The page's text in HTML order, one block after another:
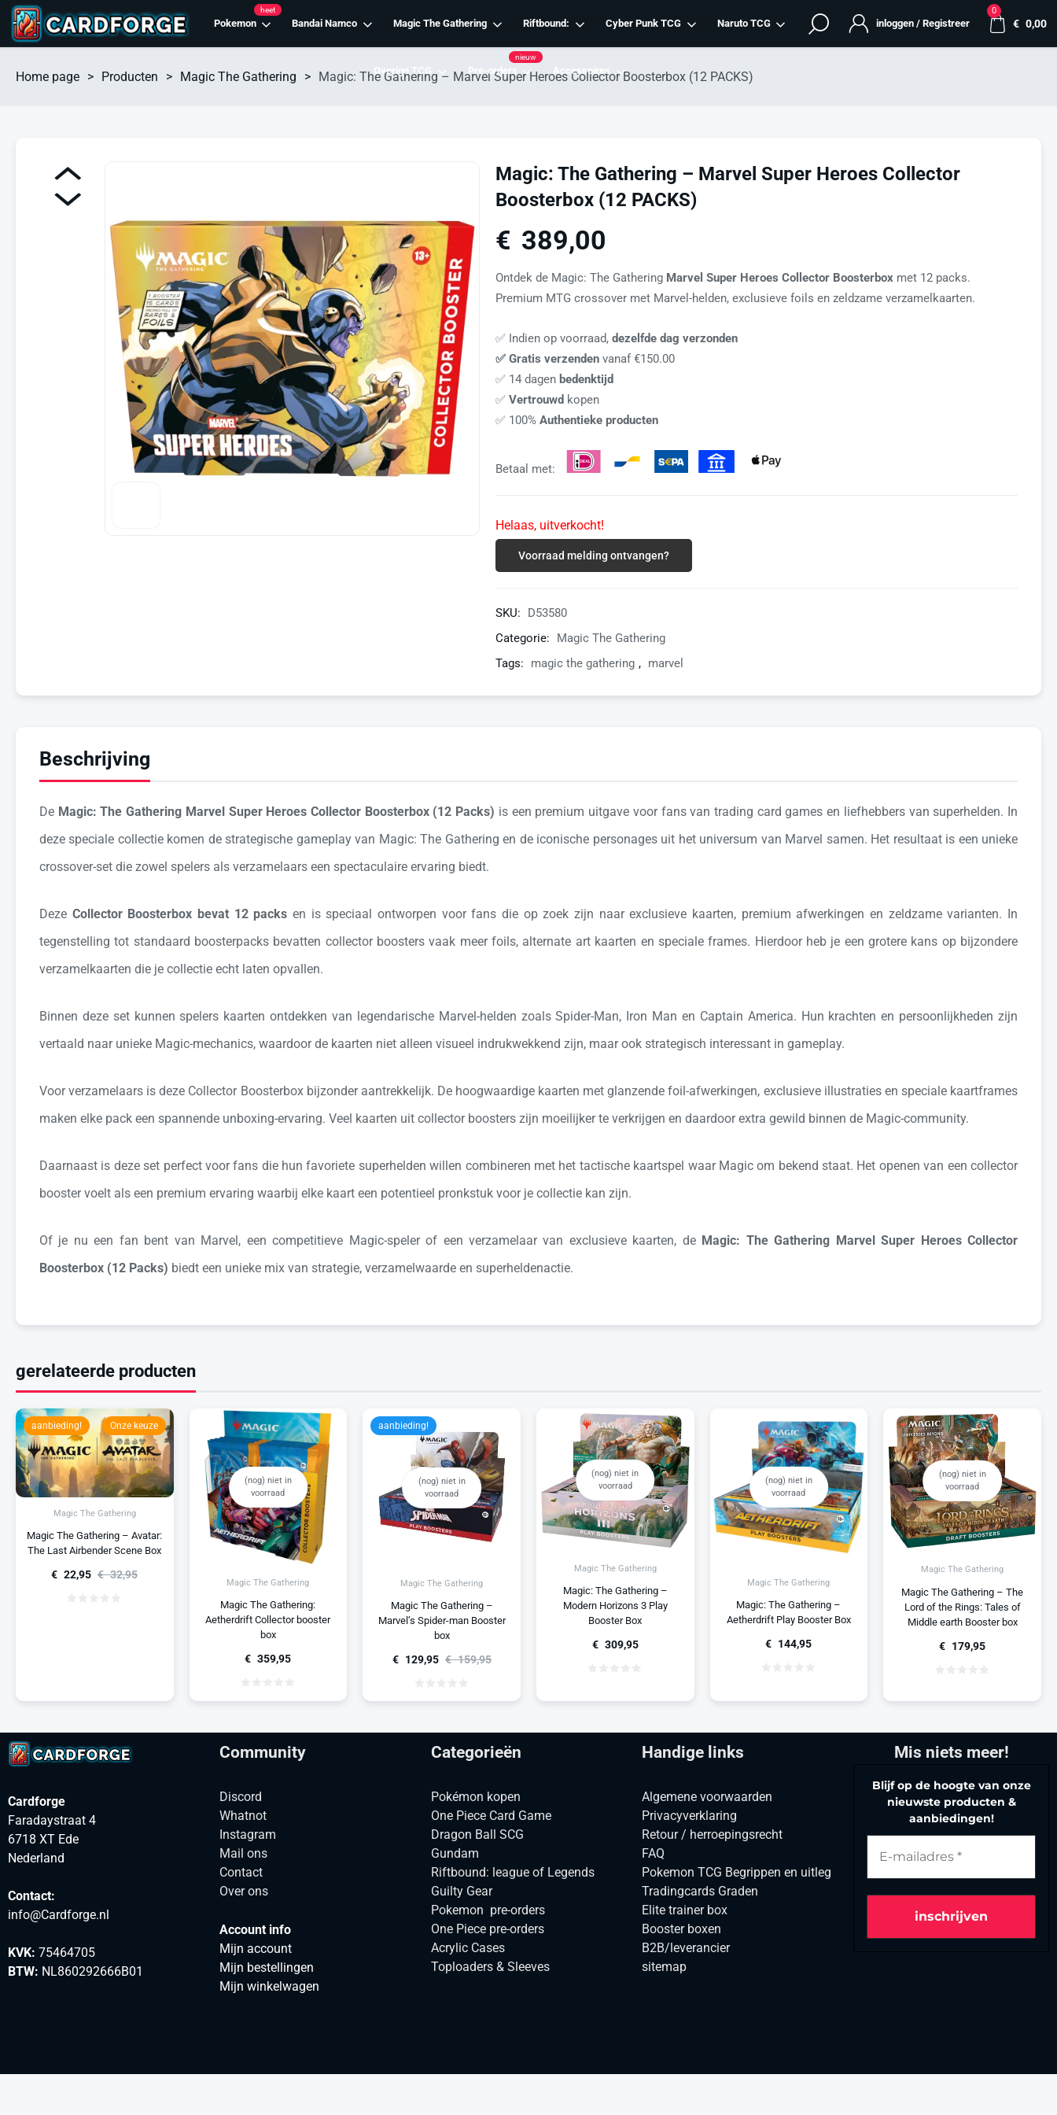
0
€ 0,00
inloggen / Registreer
Pokemon
heet
Bandai Namco Magic The Gathering Riftbound: Cyber Punk TCG Naruto TCG
Overige TCG Pre-orders
nieuw
Accessoires
Home page > Producten > Magic The Gathering > Magic: The Gathering – Marvel Super Heroes Collector Boosterbox (12 PACKS)
Magic: The Gathering – Marvel Super Heroes Collector
Boosterbox (12 PACKS)
€ 389,00
Ontdek de Magic: The Gathering Marvel Super Heroes Collector Boosterboxmet 12 packs.
Premium MTG crossover met Marvel-helden, exclusieve foils en zeldzame verzamelkaarten.
✅ Indien op voorraad, dezelfde dag verzonden
✅ Gratis verzenden vanaf €150.00
✅ 14 dagen bedenktijd
✅ Vertrouwd kopen
✅ 100% Authentieke producten
Betaal met:
Helaas, uitverkocht!
Voorraad melding ontvangen?
SKU:
D53580
Categorie:
Magic The Gathering
Tags:
magic the gathering , marvel
Beschrijving
De Magic: The Gathering Marvel Super Heroes Collector Boosterbox (12 Packs) is een premium uitgave voor fans van trading card games en liefhebbers van superhelden. In
deze speciale collectie komen de strategische gameplay van Magic: The Gathering en de iconische personages uit het universum van Marvel samen. Het resultaat is een unieke
crossover-set die zowel spelers als verzamelaars een spectaculaire ervaring biedt.
Deze Collector Boosterbox bevat 12 packs en is speciaal ontworpen voor fans die op zoek zijn naar exclusieve kaarten, premium afwerkingen en zeldzame varianten. In
tegenstelling tot standaard boosterpacks bevatten collector boosters vaak meer foils, alternate art kaarten en speciale frames. Hierdoor heb je een grotere kans op bijzondere
verzamelkaarten die je collectie echt laten opvallen.
Binnen deze set kunnen spelers kaarten ontdekken van legendarische Marvel-helden zoalsSpider-Man, Iron Man en Captain America. Hun krachten en persoonlijkheden zijn
vertaald naar unieke Magic-mechanics, waardoor de kaarten niet alleen visueel indrukwekkend zijn, maar ook strategisch interessant in gameplay.
Voor verzamelaars is deze Collector Boosterbox bijzonder aantrekkelijk. De hoogwaardige kaarten met glanzende foil-afwerkingen, exclusieve illustraties en speciale kaartframes
maken elke pack een spannende unboxing-ervaring. Veel kaarten uit collector boosters zijn moeilijker te verkrijgen en daardoor extra gewild binnen de Magic-community.
Daarnaast is deze set perfect voor fans die hun favoriete superhelden willen combineren met het tactische kaartspel waar Magic om bekend staat. Het openen van een collector
booster voelt als een premium ervaring waarbij elke kaart een potentieel pronkstuk voor je collectie kan zijn.
Of je nu een fan bent van Marvel, een competitieve Magic-speler of een verzamelaar van exclusieve kaarten, de Magic: The Gathering Marvel Super Heroes Collector
Boosterbox (12 Packs) biedt een unieke mix van strategie, verzamelwaarde en superheldenactie.
gerelateerde producten
Magic The Gathering
Magic The Gathering – Avatar:
The Last Airbender Scene Box
€ 32,95
€ 22,95
aanbieding! Onze keuze
(nog) niet in
voorraad
Magic The Gathering
Magic The Gathering:
Aetherdrift Collector booster
box
€ 359,95
(nog) niet in
voorraad
Magic The Gathering
Magic The Gathering –
Marvel’s Spider-man Booster
box
€ 159,95
€ 129,95
aanbieding!
(nog) niet in
voorraad
Magic The Gathering
Magic: The Gathering –
Modern Horizons 3 Play
Booster Box
€ 309,95
(nog) niet in
voorraad
Magic The Gathering
Magic: The Gathering –
Aetherdrift Play Booster Box
€ 144,95
(nog) niet in
voorraad
Magic The Gathering
Magic The Gathering – The
Lord of the Rings: Tales of
Middle earth Booster box
€ 179,95
Cardforge
Faradaystraat 4
6718 XT Ede
Nederland
Contact:
info@Cardforge.nl
KVK: 75464705
BTW: NL860292666B01
Community
Discord
Whatnot
Instagram
Mail ons
Contact
Over ons
Account info
Mijn account
Mijn bestellingen
Mijn winkelwagen
Categorieën
Pokémon kopen
One Piece Card Game
Dragon Ball SCG
Gundam
Riftbound: league of Legends
Guilty Gear
Pokemon pre-orders
One Piece pre-orders
Acrylic Cases
Toploaders & Sleeves
Handige links
Algemene voorwaarden
Privacyverklaring
Retour / herroepingsrecht
FAQ
Pokemon TCG Begrippen en uitleg
Tradingcards Graden
Elite trainer box
Booster boxen
B2B/leverancier
sitemap
Mis niets meer!
Blijf op de hoogte van onze
nieuwste producten &
aanbiedingen!